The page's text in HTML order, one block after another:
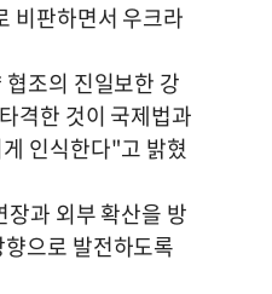
비판하면서 우크라
조의 진일보한 강
격한 것이 국제법과
인식한다"고 밝혔
과 외부 확산을 방
으로 발전하도록